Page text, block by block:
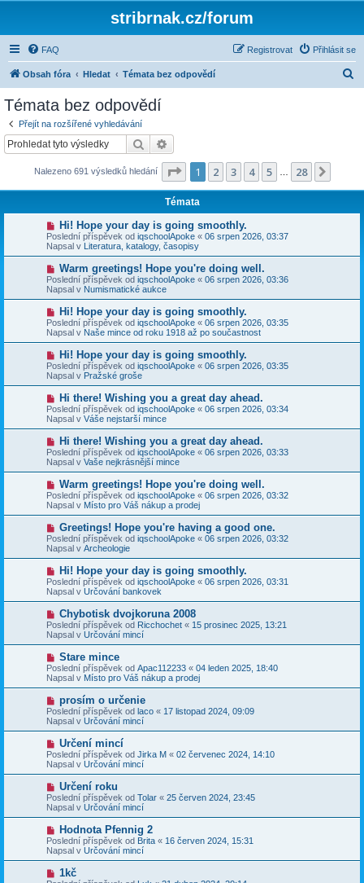
stribrnak.cz/forum
FAQ Přihlásit se
Registrovat
Obsah fóra Hledat Témata bez odpovědí
Témata bez odpovědí
Přejít na rozšířené vyhledávání
Hledat
Nalezeno 691 výsledků hledání Stránka z 28
1 2 3 4 5 28
Témata
N
o
v
ý
p
í
s
p
v
e
k
Hi! Hope your day is going smoothly.
Poslední příspěvek od iqschoolApoke « 06 srpen 2026, 03:37
Napsal v Literatura, katalogy, časopisy
N
o
v
ý
p
í
s
p
v
e
k
Warm greetings! Hope you're doing well.
Poslední příspěvek od iqschoolApoke « 06 srpen 2026, 03:36
Napsal v Numismatické aukce
N
o
v
ý
p
í
s
p
v
e
k
Hi! Hope your day is going smoothly.
Poslední příspěvek od iqschoolApoke « 06 srpen 2026, 03:35
Napsal v Naše mince od roku 1918 až po součastnost
N
o
v
ý
p
í
s
p
v
e
k
Hi! Hope your day is going smoothly.
Poslední příspěvek od iqschoolApoke « 06 srpen 2026, 03:35
Napsal v Pražské groše
N
o
v
ý
p
í
s
p
ě
v
e
k
Hi there! Wishing you a great day ahead.
Poslední příspěvek od iqschoolApoke « 06 srpen 2026, 03:34
Napsal v Váše nejstarší mince
N
o
v
ý
p
í
s
p
ě
v
e
k
Hi there! Wishing you a great day ahead.
Poslední příspěvek od iqschoolApoke « 06 srpen 2026, 03:33
Napsal v Vaše nejkrásnější mince
N
o
v
ý
í
s
p
v
e
k
Warm greetings! Hope you're doing well.
Poslední příspěvek od iqschoolApoke « 06 srpen 2026, 03:32
Napsal v Místo pro Váš nákup a prodej
N
o
v
ý
p
í
s
p
ě
v
e
k
Greetings! Hope you're having a good one.
Poslední příspěvek od iqschoolApoke « 06 srpen 2026, 03:32
Napsal v Archeologie
N
o
v
ý
í
s
p
ě
v
e
k
Hi! Hope your day is going smoothly.
Poslední příspěvek od iqschoolApoke « 06 srpen 2026, 03:31
Napsal v Určování bankovek
N
o
v
ý
p
í
s
p
ě
v
e
k
Chybotisk dvojkoruna 2008
Poslední příspěvek od Ricchochet « 15 prosinec 2025, 13:21
Napsal v Určování mincí
N
o
v
ý
í
s
p
ě
v
e
k
Stare mince
Poslední příspěvek od Apac112233 « 04 leden 2025, 18:40
Napsal v Místo pro Váš nákup a prodej
N
o
v
ý
p
í
s
p
ě
v
e
k
prosím o určenie
Poslední příspěvek od laco « 17 listopad 2024, 09:09
Napsal v Určování mincí
N
o
v
ý
p
í
s
p
v
e
k
Určení mincí
Poslední příspěvek od Jirka M « 02 červenec 2024, 14:10
Napsal v Určování mincí
N
o
v
ý
p
í
s
p
ě
Určení roku
Poslední příspěvek od Tolar « 25 červen 2024, 23:45
Napsal v Určování mincí
N
o
v
ý
Hodnota Pfennig 2
Poslední příspěvek od Brita « 16 červen 2024, 15:31
Napsal v Určování mincí
N
o
1kč